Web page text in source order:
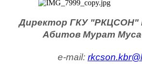
Директор ГКУ "РКЦСОН"
Абитов Мурат
e-mail: